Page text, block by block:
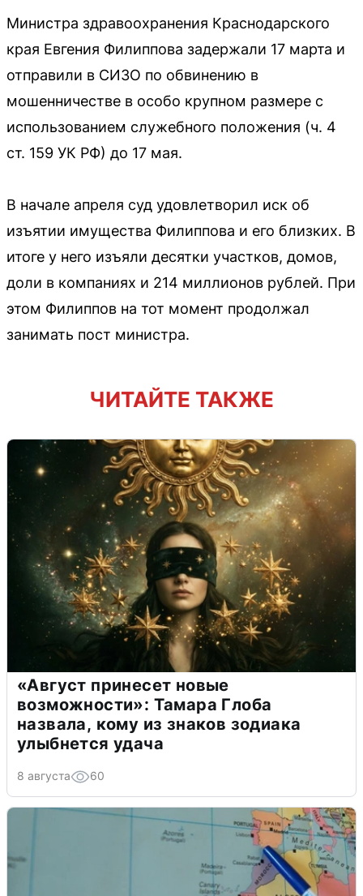
Министра здравоохранения Краснодарского
края Евгения Филиппова задержали 17 марта и
отправили в СИЗО по обвинению в
мошенничестве в особо крупном размере с
использованием служебного положения (ч. 4
ст. 159 УК РФ) до 17 мая.
В начале апреля суд удовлетворил иск об
изъятии имущества Филиппова и его близких. В
итоге у него изъяли десятки участков, домов,
доли в компаниях и 214 миллионов рублей. При
этом Филиппов на тот момент продолжал
занимать пост министра.
ЧИТАЙТЕ ТАКЖЕ
«Август принесет новые
возможности»: Тамара Глоба
назвала, кому из знаков зодиака
улыбнется удача
8 августа 60